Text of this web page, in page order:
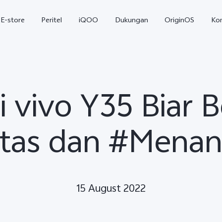
E-store Peritel iQOO Dukungan OriginOS
vivo Y35 Biar
dan
15 August 2022